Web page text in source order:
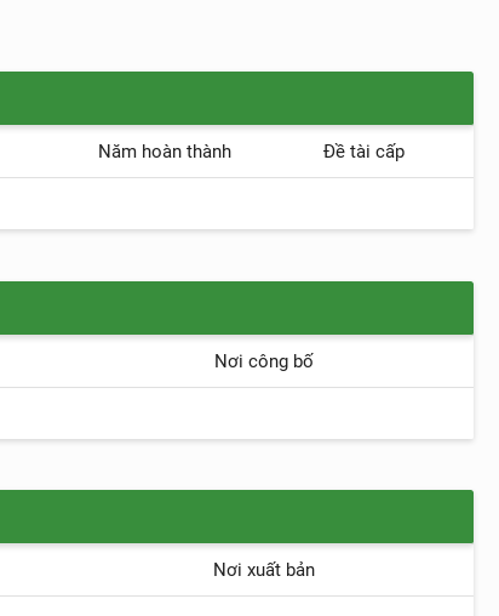
Năm hoàn thành Đề tài cấp
Nơi công bố
Nơi xuất bản